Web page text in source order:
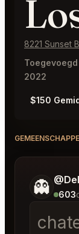
8221 Sunset
2022
$150
👻 603
Vertel me